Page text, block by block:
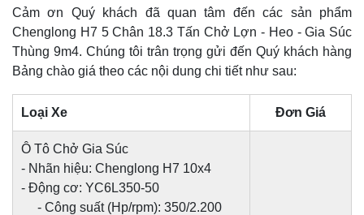
Cảm ơn Quý khách đã quan tâm đến các sản phẩm
Chenglong H7 5 Chân 18.3 Tấn Chở Lợn - Heo - Gia Súc
Thùng 9m4. Chúng tôi trân trọng gửi đến Quý khách hàng
Bảng chào giá theo các nội dung chi tiết như sau:
Loại Xe Đơn Giá
Ô Tô Chở Gia Súc
- Nhãn hiệu: Chenglong H7 10x4
- Động cơ: YC6L350-50
- Công suất (Hp/rpm): 350/2.200